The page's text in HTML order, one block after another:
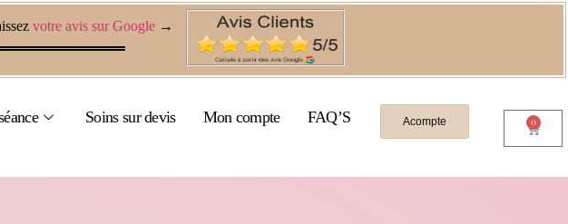
votre avis sur Google →
Soins sur devis Mon compte
FAQ’S
Acompte 0